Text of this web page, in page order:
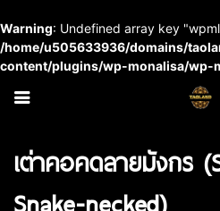
Warning: Undefined array key
/home/u505633936/domains/
content/plugins/wp-monalisa/wp-
เต่าคอคดลายมังกร
Snake-necked)